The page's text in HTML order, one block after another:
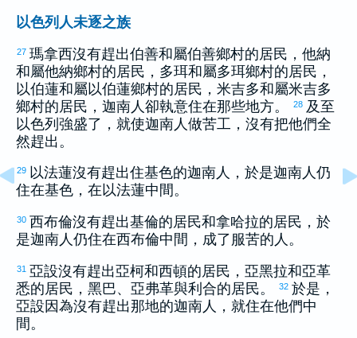
以色列人未逐之族
27 瑪拿西沒有趕出伯善和屬伯善鄉村的居民， 他納
和屬他納鄉村的居民， 多珥和屬多珥鄉村的居民，
以伯蓮和屬 以伯蓮鄉村的居民， 米吉多和屬米吉多
鄉村的居民， 迦南 人卻執意住在那些地方。 28 及至
以色列 強盛了，就使迦南 人做苦工，沒有把他們全
然趕出。
29 以法蓮沒有趕出住基色的迦南人，於是迦南人仍
住在基色 ，在以法蓮中間。
30 西布倫沒有趕出基倫的居民和拿哈拉的居民，於
是迦南 人仍住在西布倫中間，成了服苦的人。
31 亞設沒有趕出亞柯和西頓的居民， 亞黑拉和亞革
悉的居民， 黑巴、 亞弗革與利合的居民。 32 於是，
亞設 因為沒有趕出那地的迦南 人，就住在他們中
間。